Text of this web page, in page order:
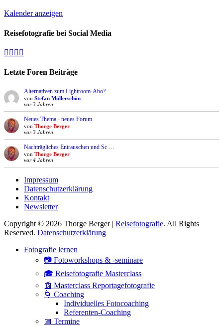
Kalender anzeigen
Reisefotografie bei Social Media
Facebook
Vimeo
YouTube
Letzte Foren Beiträge
Alternativen zum Lightroom-Abo?
von Stefan Müllerschön
vor 3 Jahren
Neues Thema - neues Forum
von Thorge Berger
vor 3 Jahren
Nachträgliches Entrauschen und Sc …
von Thorge Berger
vor 4 Jahren
Impressum
Datenschutzerklärung
Kontakt
Newsletter
Copyright © 2026 Thorge Berger | Reisefotografie. All Rights
Reserved. Datenschutzerklärung
scrollenFotografie lernen
📷 Fotoworkshops & -seminare
🎓 Reisefotografie Masterclass
📰 Masterclass Reportagefotografie
🌀 Coaching
Individuelles Fotocoaching
Referenten-Coaching
📅 Termine